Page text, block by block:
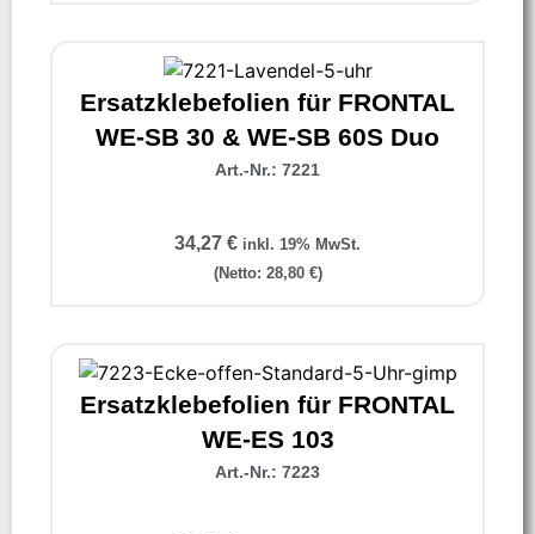
Ersatzklebefolien für FRONTAL
WE-SB 30 & WE-SB 60S Duo
Art.-Nr.: 7221
34,27 € inkl. 19% MwSt.
(Netto: 28,80 €)
Ersatzklebefolien für FRONTAL
WE-ES 103
Art.-Nr.: 7223